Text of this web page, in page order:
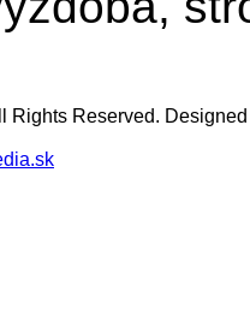
Rights Reserved.